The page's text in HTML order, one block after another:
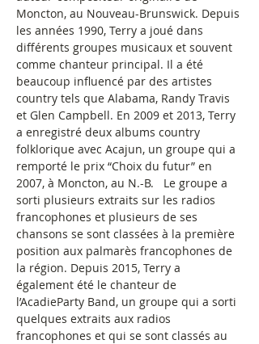
Moncton, au Nouveau-Brunswick. Depuis
les années 1990, Terry a joué dans
différents groupes musicaux et souvent
comme chanteur principal. Il a été
beaucoup influencé par des artistes
country tels que Alabama, Randy Travis
et Glen Campbell. En 2009 et 2013, Terry
a enregistré deux albums country
folklorique avec Acajun, un groupe qui a
remporté le prix “Choix du futur” en
2007, à Moncton, au N.-B.   Le groupe a
sorti plusieurs extraits sur les radios
francophones et plusieurs de ses
chansons se sont classées à la première
position aux palmarès francophones de
la région. Depuis 2015, Terry a
également été le chanteur de
l’AcadieParty Band, un groupe qui a sorti
quelques extraits aux radios
francophones et qui se sont classés au